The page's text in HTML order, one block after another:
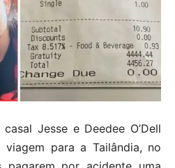
Jesse e Deedee O’Dell
viagem para a Tailândia, no